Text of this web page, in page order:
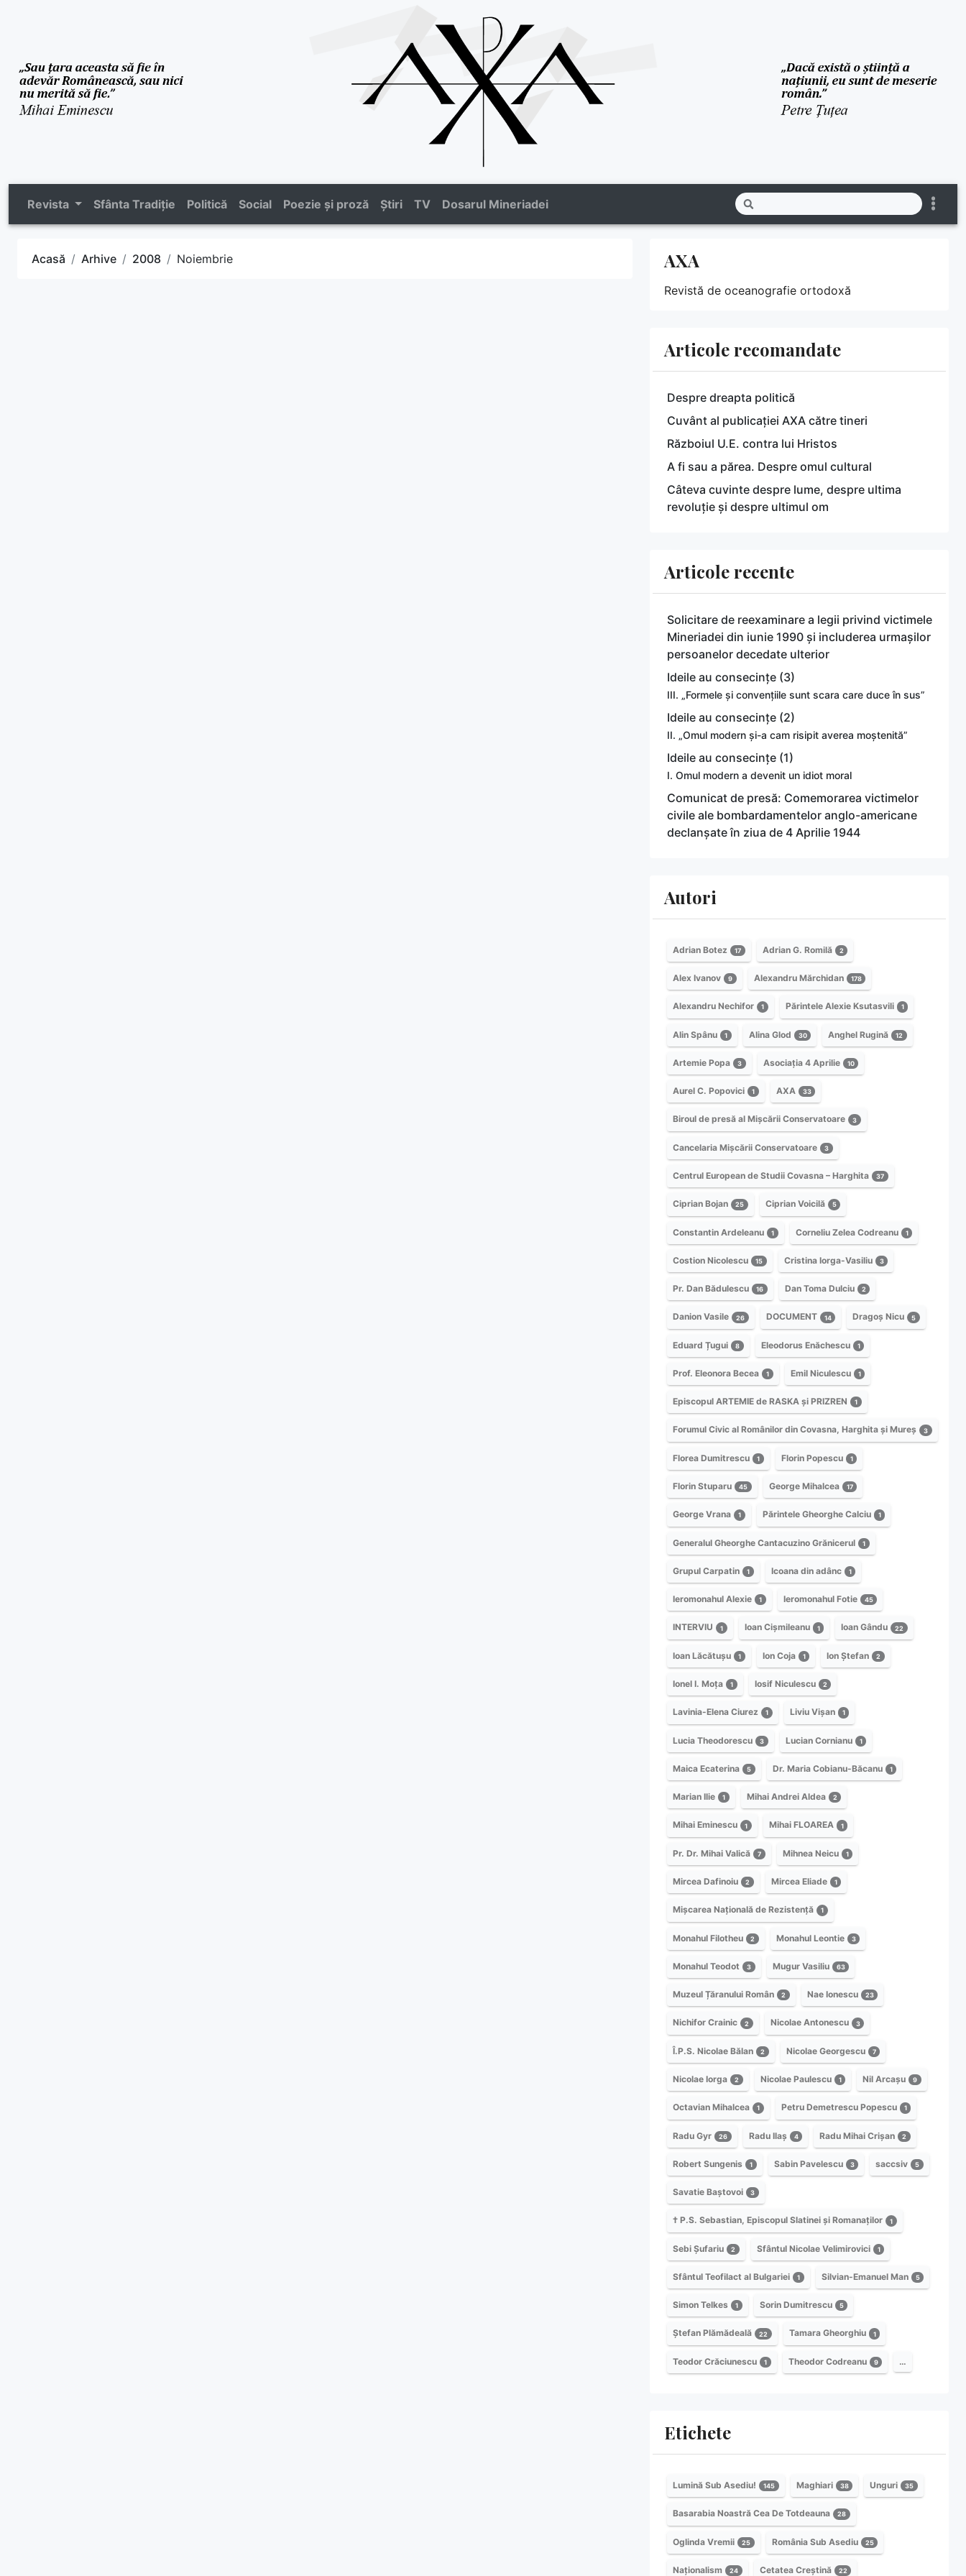
Revista Sfânta Tradiție Politică Social Poezie și proză Știri TV Dosarul Mineriadei
Acasă Arhive 2008 Noiembrie AXA
Revistă de oceanografie ortodoxă
Articole recomandate
Despre dreapta politică
Cuvânt al publicației AXA către tineri
Războiul U.E. contra lui Hristos
A fi sau a părea. Despre omul cultural
Câteva cuvinte despre lume, despre ultima
revoluție și despre ultimul om
Articole recente
Solicitare de reexaminare a legii privind victimele
Mineriadei din iunie 1990 și includerea urmașilor
persoanelor decedate ulterior
Ideile au consecințe (3)
III. „Formele și convențiile sunt scara care duce în sus”
Ideile au consecințe (2)
II. „Omul modern și-a cam risipit averea moștenită”
Ideile au consecințe (1)
I. Omul modern a devenit un idiot moral
Comunicat de presă: Comemorarea victimelor
civile ale bombardamentelor anglo-americane
declanșate în ziua de 4 Aprilie 1944
Autori
Adrian Botez 17 Adrian G. Romilă 2
Alex Ivanov 9 Alexandru Mărchidan 178
Alexandru Nechifor 1 Părintele Alexie Ksutasvili 1
Alin Spânu 1 Alina Glod 30 Anghel Rugină 12
Artemie Popa 3 Asociația 4 Aprilie 10
Aurel C. Popovici 1 AXA 33
Biroul de presă al Mișcării Conservatoare 3
Cancelaria Mișcării Conservatoare 3
Centrul European de Studii Covasna – Harghita 37
Ciprian Bojan 25 Ciprian Voicilă 5
Constantin Ardeleanu 1 Corneliu Zelea Codreanu 1
Costion Nicolescu 15 Cristina Iorga-Vasiliu 3
Pr. Dan Bădulescu 16 Dan Toma Dulciu 2
Danion Vasile 26 DOCUMENT 14 Dragoș Nicu 5
Eduard Țugui 8 Eleodorus Enăchescu 1
Prof. Eleonora Becea 1 Emil Niculescu 1
Episcopul ARTEMIE de RASKA și PRIZREN 1
Forumul Civic al Românilor din Covasna, Harghita și Mureș 3
Florea Dumitrescu 1 Florin Popescu 1
Florin Stuparu 45 George Mihalcea 17
George Vrana 1 Părintele Gheorghe Calciu 1
Generalul Gheorghe Cantacuzino Grănicerul 1
Grupul Carpatin 1 Icoana din adânc 1
Ieromonahul Alexie 1 Ieromonahul Fotie 45
INTERVIU 1 Ioan Cișmileanu 1 Ioan Gându 22
Ioan Lăcătușu 1 Ion Coja 1 Ion Ștefan 2
Ionel I. Moța 1 Iosif Niculescu 2
Lavinia-Elena Ciurez 1 Liviu Vișan 1
Lucia Theodorescu 3 Lucian Cornianu 1
Maica Ecaterina 5 Dr. Maria Cobianu-Băcanu 1
Marian Ilie 1 Mihai Andrei Aldea 2
Mihai Eminescu 1 Mihai FLOAREA 1
Pr. Dr. Mihai Valică 7 Mihnea Neicu 1
Mircea Dafinoiu 2 Mircea Eliade 1
Mișcarea Națională de Rezistență 1
Monahul Filotheu 2 Monahul Leontie 3
Monahul Teodot 3 Mugur Vasiliu 63
Muzeul Țăranului Român 2 Nae Ionescu 23
Nichifor Crainic 2 Nicolae Antonescu 3
Î.P.S. Nicolae Bălan 2 Nicolae Georgescu 7
Nicolae Iorga 2 Nicolae Paulescu 1 Nil Arcașu 9
Octavian Mihalcea 1 Petru Demetrescu Popescu 1
Radu Gyr 26 Radu Ilaș 4 Radu Mihai Crișan 2
Robert Sungenis 1 Sabin Pavelescu 3 saccsiv 5
Savatie Baștovoi 3
† P.S. Sebastian, Episcopul Slatinei și Romanaților 1
Sebi Șufariu 2 Sfântul Nicolae Velimirovici 1
Sfântul Teofilact al Bulgariei 1 Silvian-Emanuel Man 5
Simon Telkes 1 Sorin Dumitrescu 5
Ștefan Plămădeală 22 Tamara Gheorghiu 1
Teodor Crăciunescu 1 Theodor Codreanu 9 …
Etichete
Lumină Sub Asediu! 145 Maghiari 38 Unguri 35
Basarabia Noastră Cea De Totdeauna 28
Oglinda Vremii 25 România Sub Asediu 25
Naționalism 24 Cetatea Creștină 22